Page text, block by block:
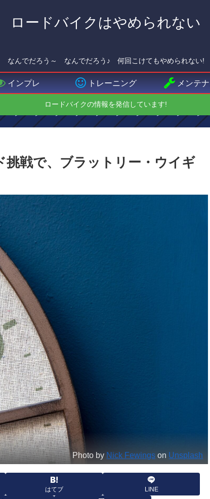
ロードバイクはやめられない
なんでだろう～ なんでだろう♪ 何回こけてもやめられない!
インプレ トレーニング メンテ
ロードバイクの情報を発信しています!
戦で、ブラットリー・ウイギ
Photo by Nick Fewings on Unsplash
はてブ LINE